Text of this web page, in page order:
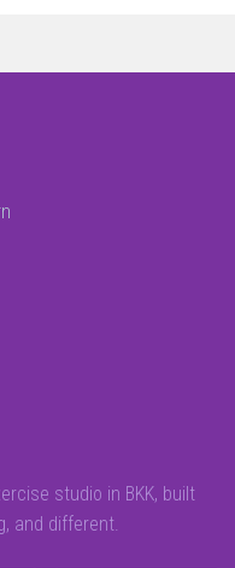
studio in BKK, built
and different.